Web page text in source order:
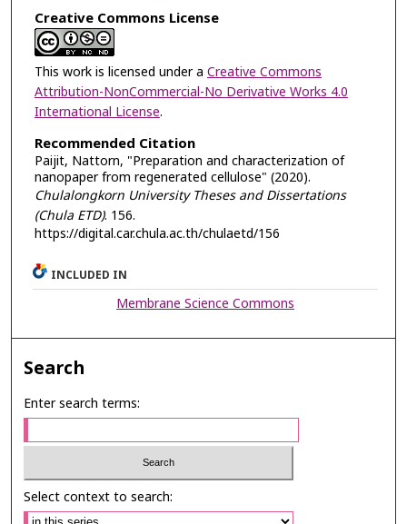
Creative Commons License
This work is licensed under a Creative Commons
Attribution-NonCommercial-No Derivative Works 4.0
International License.
Recommended Citation
Paijit, Nattorn, "Preparation and characterization of
nanopaper from regenerated cellulose" (2020).
Chulalongkorn University Theses and Dissertations
(Chula ETD). 156.
https://digital.car.chula.ac.th/chulaetd/156
INCLUDED IN
Membrane Science Commons
Search
Enter search terms:
Select context to search: